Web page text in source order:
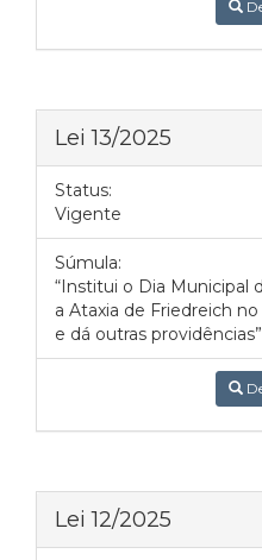
Lei 13/2025
Status:
Vigente
Súmula:
“Institui o Dia Municipal
a Ataxia de Friedreich
e dá outras
Lei 12/2025